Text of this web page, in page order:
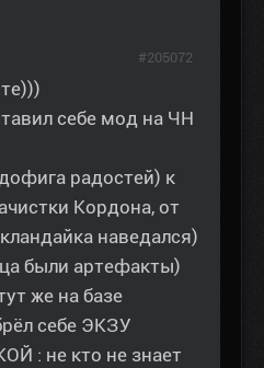
себе мод на ЧН
радостей) к
Кордона, от
наведался)
были артефакты)
же на базе
себе ЭКЗУ
: не кто не знает
#205072